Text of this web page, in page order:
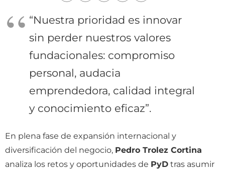
“Nuestra prioridad es innovar
sin perder nuestros valores
fundacionales: compromiso
personal, audacia
emprendedora, calidad integral
y conocimiento eficaz”.
En plena fase de expansión internacional y
diversificación del negocio, Pedro Trolez Cortina
analiza los retos y oportunidades de PyD tras asumir